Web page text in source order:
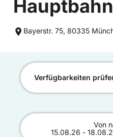
Bayerstr. 75, 80335
Verfügbarkeiten
Von
15.08.26 -